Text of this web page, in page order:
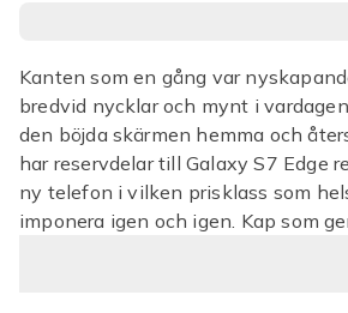
Kanten som en gång var
bredvid nycklar och mynt i
den böjda skärmen hemma och
har reservdelar till Galaxy S7 Edge
ny telefon i vilken prisklass som
imponera igen och igen. Kap som